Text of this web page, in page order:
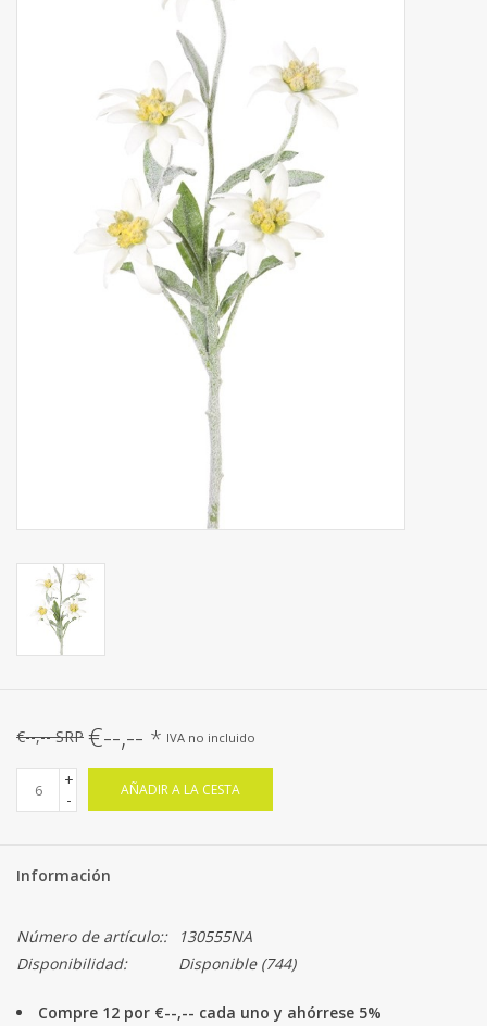
€--,-- SRP €--,-- * IVA no incluido
+
-
AÑADIR A LA CESTA
Información
Número de artículo::
130555NA
Disponibilidad:
Disponible(744)
Compre 12 por €--,-- cada uno y ahórrese 5%